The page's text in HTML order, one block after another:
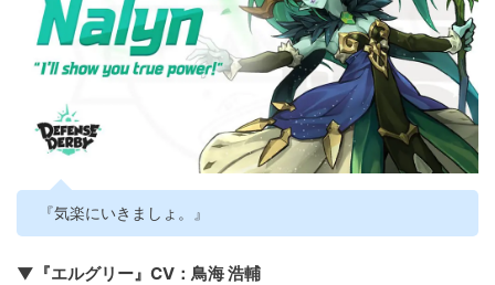
『気楽にいきましょ。』
▼『エルグリー』CV：鳥海 浩輔